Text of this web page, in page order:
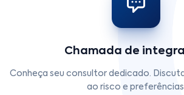
Chamada de
Conheça seu consultor dedicado.
ao risco e